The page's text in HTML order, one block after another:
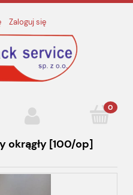
Zaloguj się
okrągły [100/op]